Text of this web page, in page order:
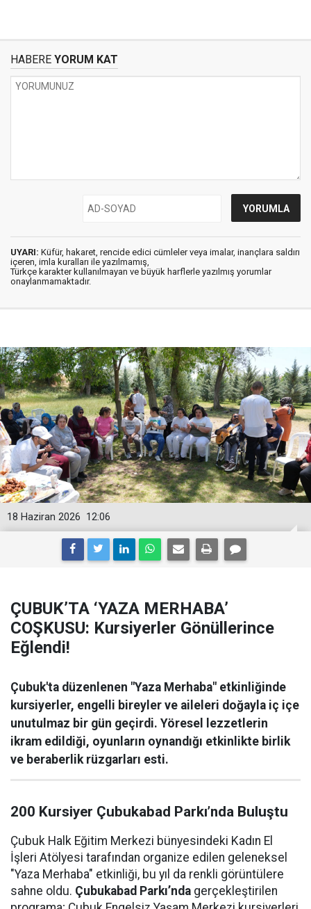
HABERE YORUM KAT
UYARI: Küfür, hakaret, rencide edici cümleler veya imalar, inançlara saldırı
içeren, imla kuralları ile yazılmamış,
Türkçe karakter kullanılmayan ve büyük harflerle yazılmış yorumlar
onaylanmamaktadır.
12:06
18 Haziran 2026
ÇUBUK’TA ‘YAZA MERHABA’
COŞKUSU: Kursiyerler Gönüllerince
Eğlendi!
Çubuk'ta düzenlenen "Yaza Merhaba" etkinliğinde
kursiyerler, engelli bireyler ve aileleri doğayla iç içe
unutulmaz bir gün geçirdi. Yöresel lezzetlerin
ikram edildiği, oyunların oynandığı etkinlikte birlik
ve beraberlik rüzgarları esti.
200 Kursiyer Çubukabad Parkı’nda Buluştu
Çubuk Halk Eğitim Merkezi bünyesindeki Kadın El
İşleri Atölyesi tarafından organize edilen geleneksel
"Yaza Merhaba" etkinliği, bu yıl da renkli görüntülere
sahne oldu. Çubukabad Parkı’nda gerçekleştirilen